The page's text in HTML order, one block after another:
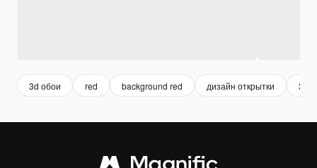
3d обои red background red дизайн открытки 3d